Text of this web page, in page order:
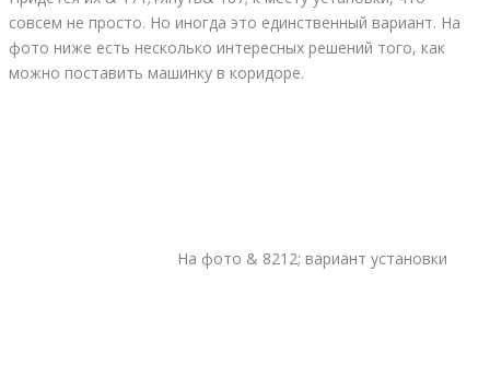
совсем не просто. Но иногда это единственный вариант. На
фото ниже есть несколько интересных решений того, как
можно поставить машинку в коридоре.
На фото & 8212; вариант установки